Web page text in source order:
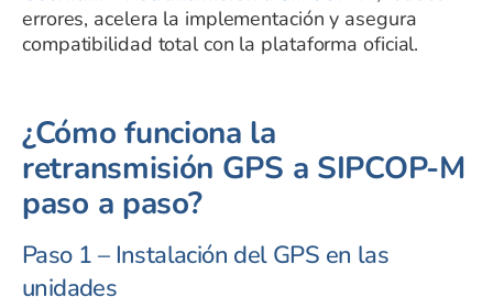
errores, acelera la implementación y asegura
compatibilidad total con la plataforma oficial.
¿Cómo funciona la
retransmisión GPS a SIPCOP-M
paso a paso?
Paso 1 – Instalación del GPS en las
unidades